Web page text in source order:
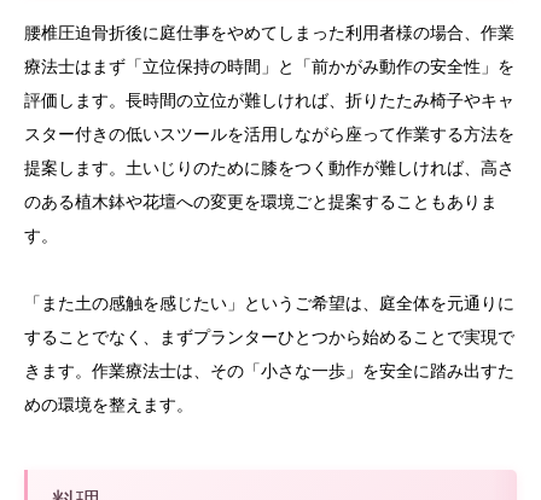
腰椎圧迫骨折後に庭仕事をやめてしまった利用者様の場合、作業
療法士はまず「立位保持の時間」と「前かがみ動作の安全性」を
評価します。長時間の立位が難しければ、折りたたみ椅子やキャ
スター付きの低いスツールを活用しながら座って作業する方法を
提案します。土いじりのために膝をつく動作が難しければ、高さ
のある植木鉢や花壇への変更を環境ごと提案することもありま
す。
「また土の感触を感じたい」というご希望は、庭全体を元通りに
することでなく、まずプランターひとつから始めることで実現で
きます。作業療法士は、その「小さな一歩」を安全に踏み出すた
めの環境を整えます。